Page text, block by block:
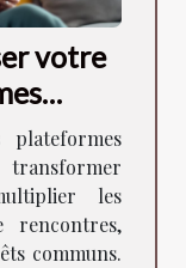
votre
les
rencontres,
communs.